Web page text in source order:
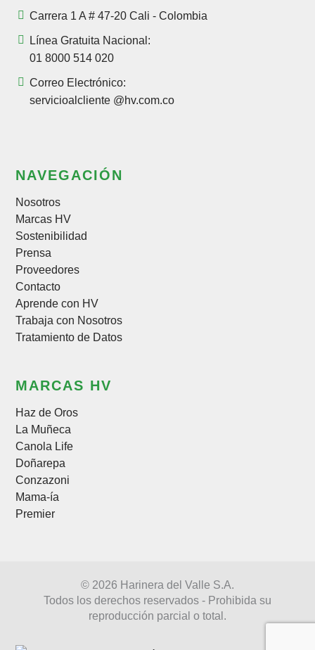
Carrera 1 A # 47-20 Cali - Colombia
Línea Gratuita Nacional:
01 8000 514 020
Correo Electrónico:
servicioalcliente @hv.com.co
NAVEGACIÓN
Nosotros
Marcas HV
Sostenibilidad
Prensa
Proveedores
Contacto
Aprende con HV
Trabaja con Nosotros
Tratamiento de Datos
MARCAS HV
Haz de Oros
La Muñeca
Canola Life
Doñarepa
Conzazoni
Mama-ía
Premier
© 2026 Harinera del Valle S.A.
Todos los derechos reservados - Prohibida su
reproducción parcial o total.